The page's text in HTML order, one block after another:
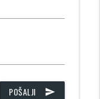
POŠALJI send